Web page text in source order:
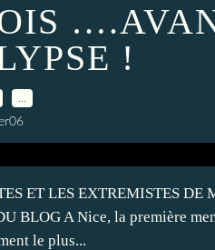
!
ET LES EXTREMISTES DE
BLOG A Nice, la première
le plus...